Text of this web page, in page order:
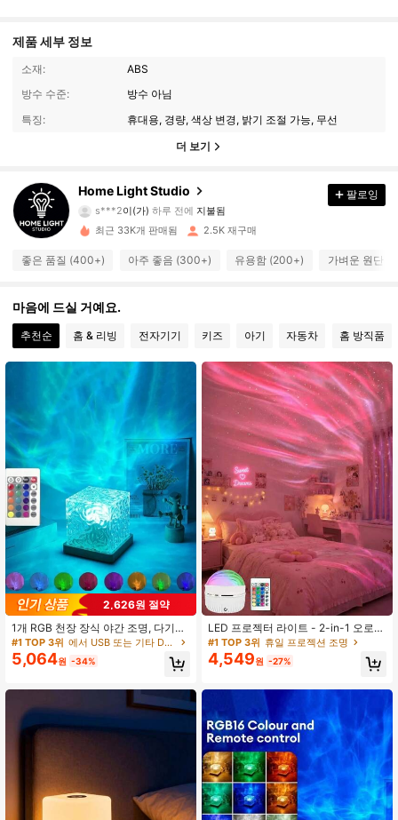
제품 세부 정보
소재:
ABS
방수 수준:
방수 아님
특징:
휴대용, 경량, 색상 변경, 밝기 조절 가능, 무선
더 보기
Home Light Studio
4.73
462 팔로워
s***2이(가)하루 전에 지불됨
4.73
4.73 462 팔로워
4.73 462 팔로워
4.73 462 팔로워
4.73 462 팔로워
4.73 462 팔로워
4.73 462 팔로워
4.73 462 팔로워
팔로잉
최근 33K개 판매됨 2.5K 재구매
좋은 품질 (400+) 아주 좋음 (300+) 유용함 (200+) 가벼운 원단
마음에 드실 거예요.
추천순 홈 & 리빙 전자기기 키즈 아기 자동차 홈 방직품
2,626원 절약
1개 RGB 천장 장식 야간 조명, 다기능
물결 투영 램프, 리모컨이 있는 바다
물결 회전 분위기 조명, 거실, 침실에
적합한 몽환적인 분위기를 연출하는
#1 TOP 3위 에서 USB 또는 기타 DC 전원 연결 프로젝션 조명
5,064원 -34%
LED 프로젝터 라이트 - 2-in-1 오로라
& 해양 파도 야간 조명, 리모컨 포함, 1
4가지 멋진 효과, 포함된 케이블로 작
동, 침실, 게임룸, 홈 시어터 장식, 분위
#1 TOP 3위 휴일 프로젝션 조명
4,549원 -27%